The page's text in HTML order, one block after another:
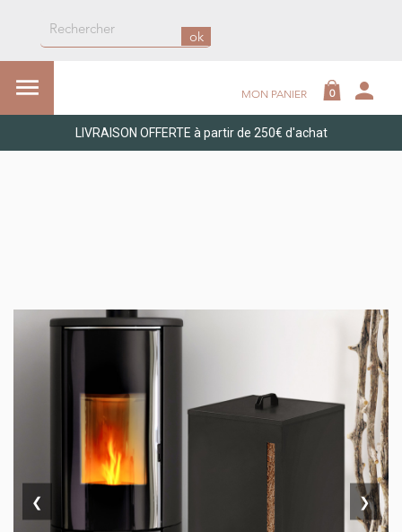
ok
 MON PANIER 0 person
LIVRAISON OFFERTE à partir de 250€ d'achat
❮ ❯